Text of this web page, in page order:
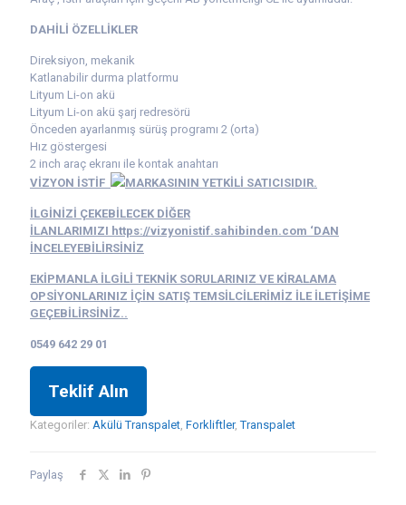
DAHİLİ ÖZELLİKLER
Direksiyon, mekanik
Katlanabilir durma platformu
Lityum Li-on akü
Lityum Li-on akü şarj redresörü
Önceden ayarlanmış sürüş programı 2 (orta)
Hız göstergesi
2 inch araç ekranı ile kontak anahtarı
VİZYON İSTİF
MARKASININ YETKİLİ SATICISIDIR.
İLGİNİZİ ÇEKEBİLECEK DİĞER
İLANLARIMIZI https://vizyonistif.sahibinden.com ‘DAN
İNCELEYEBİLİRSİNİZ
EKİPMANLA İLGİLİ TEKNİK SORULARINIZ VE KİRALAMA
OPSİYONLARINIZ İÇİN SATIŞ TEMSİLCİLERİMİZ İLE İLETİŞİME
GEÇEBİLİRSİNİZ..
0549 642 29 01
Teklif Alın
Kategoriler: Akülü Transpalet, Forkliftler,Transpalet
Paylaş